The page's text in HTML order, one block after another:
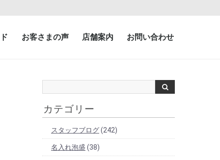
お客さまの声 店舗案内 お問い合わせ
カテゴリー
スタッフブログ(242)
名入れ泡盛 (38)